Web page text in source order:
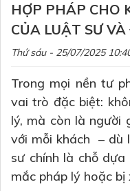
HỢP PHÁP CHO
CỦA LUẬT SƯ
Thứ sáu - 25/07/2025
Trong mọi nền tư
vai trò đặc biệt:
lý, mà còn là người
với mỗi khách – dù
sư chính là chỗ
mắc pháp lý hoặc